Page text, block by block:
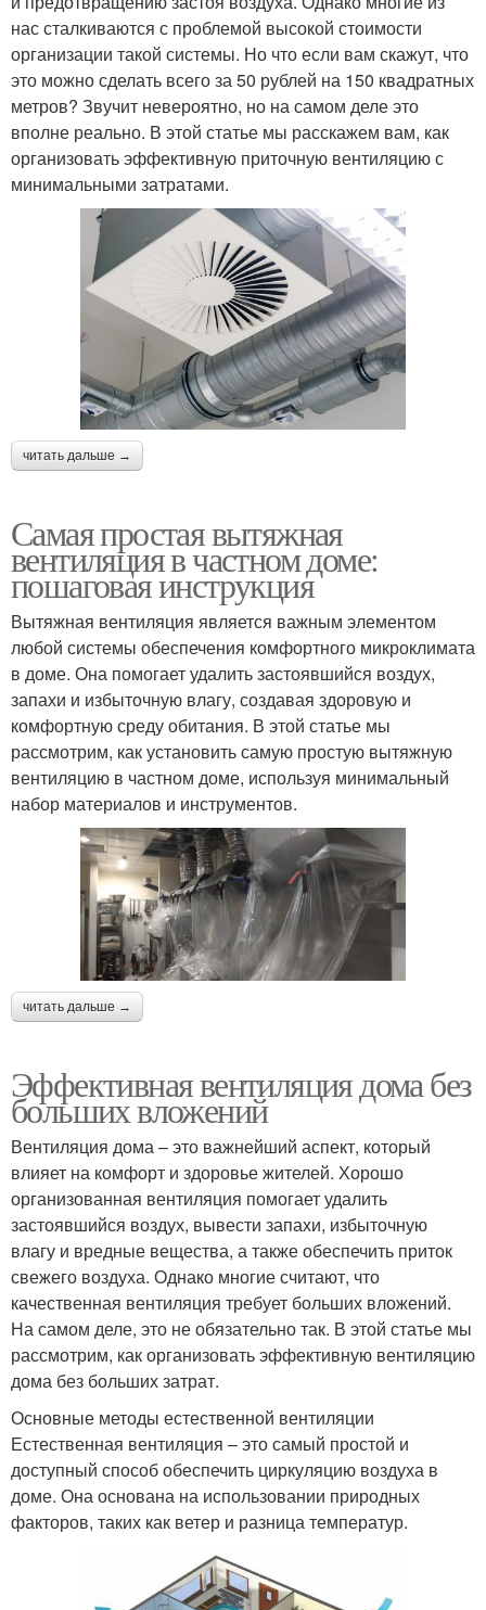
нас сталкиваются с проблемой высокой стоимости
организации такой системы. Но что если вам скажут, что
это можно сделать всего за 50 рублей на 150 квадратных
метров? Звучит невероятно, но на самом деле это
вполне реально. В этой статье мы расскажем вам, как
организовать эффективную приточную вентиляцию с
минимальными затратами.
читать дальше →
Самая простая вытяжная
вентиляция в частном доме:
пошаговая инструкция
Вытяжная вентиляция является важным элементом
любой системы обеспечения комфортного микроклимата
в доме. Она помогает удалить застоявшийся воздух,
запахи и избыточную влагу, создавая здоровую и
комфортную среду обитания. В этой статье мы
рассмотрим, как установить самую простую вытяжную
вентиляцию в частном доме, используя минимальный
набор материалов и инструментов.
читать дальше →
Эффективная вентиляция дома без
больших вложений
Вентиляция дома – это важнейший аспект, который
влияет на комфорт и здоровье жителей. Хорошо
организованная вентиляция помогает удалить
застоявшийся воздух, вывести запахи, избыточную
влагу и вредные вещества, а также обеспечить приток
свежего воздуха. Однако многие считают, что
качественная вентиляция требует больших вложений.
На самом деле, это не обязательно так. В этой статье мы
рассмотрим, как организовать эффективную вентиляцию
дома без больших затрат.
Основные методы естественной вентиляции
Естественная вентиляция – это самый простой и
доступный способ обеспечить циркуляцию воздуха в
доме. Она основана на использовании природных
факторов, таких как ветер и разница температур.